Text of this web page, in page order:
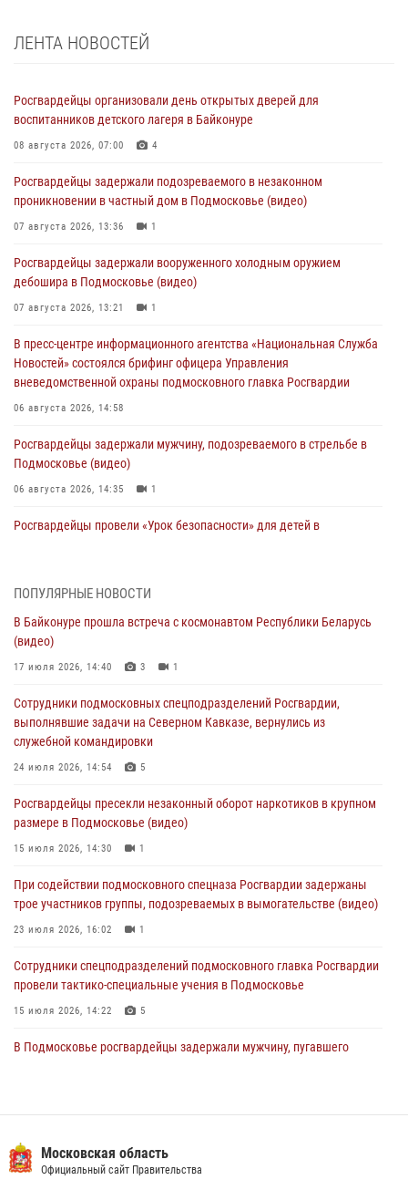
ЛЕНТА НОВОСТЕЙ
Росгвардейцы организовали день открытых дверей для
воспитанников детского лагеря в Байконуре
08 августа 2026, 07:00 4
Росгвардейцы задержали подозреваемого в незаконном
проникновении в частный дом в Подмосковье (видео)
07 августа 2026, 13:36 1
Росгвардейцы задержали вооруженного холодным оружием
дебошира в Подмосковье (видео)
07 августа 2026, 13:21 1
В пресс-центре информационного агентства «Национальная Служба
Новостей» состоялся брифинг офицера Управления
вневедомственной охраны подмосковного главка Росгвардии
06 августа 2026, 14:58
Росгвардейцы задержали мужчину, подозреваемого в стрельбе в
Подмосковье (видео)
06 августа 2026, 14:35 1
Росгвардейцы провели «Урок безопасности» для детей в
подозреваемые в организации незаконной миграции и
изготовлении поддельных документов (видео)
05 августа 2026, 15:48
Сотрудники спецподразделения подмосковного главка Росгвардии
отработали навыки огневой подготовки на комплексных учениях
04 августа 2026, 12:21
сигналам «Тревога» с охраняемых объектов в Подмосковье
04 августа 2026, 12:15
(видео)
03 августа 2026, 15:32
ПОПУЛЯРНЫЕ НОВОСТИ
В Байконуре прошла встреча с космонавтом Республики Беларусь
(видео)
17 июля 2026, 14:40 3 1
Сотрудники подмосковных спецподразделений Росгвардии,
выполнявшие задачи на Северном Кавказе, вернулись из
служебной командировки
24 июля 2026, 14:54 5
Росгвардейцы пресекли незаконный оборот наркотиков в крупном
размере в Подмосковье (видео)
15 июля 2026, 14:30 1
При содействии подмосковного спецназа Росгвардии задержаны
трое участников группы, подозреваемых в вымогательстве (видео)
23 июля 2026, 16:02 1
Сотрудники спецподразделений подмосковного главка Росгвардии
провели тактико-специальные учения в Подмосковье
15 июля 2026, 14:22 5
В Подмосковье росгвардейцы задержали мужчину, пугавшего
беспилотников в ДНР
22 июля 2026, 14:27
Московская область
Официальный сайт Правительства